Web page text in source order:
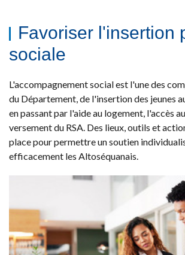
Favoriser l'insertion
sociale
L'accompagnement social est l'une des
du Département, de l'insertion des jeunes
en passant par l'aide au logement, l'accès
versement du RSA. Des lieux, outils et
place pour permettre un soutien
efficacement les Altoséquanais.